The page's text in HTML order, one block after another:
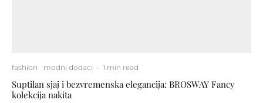
fashion modni dodaci · 1 min read
Suptilan sjaj i bezvremenska elegancija: BROSWAY Fancy
kolekcija nakita